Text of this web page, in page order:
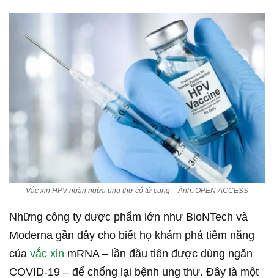
Vắc xin HPV ngăn ngừa ung thư cổ tử cung – Ảnh: OPEN ACCESS
Những công ty dược phẩm lớn như BioNTech và
Moderna gần đây cho biết họ khám phá tiềm năng
của vắc xin mRNA – lần đầu tiên được dùng ngăn
COVID-19 – để chống lại bệnh ung thư. Đây là một